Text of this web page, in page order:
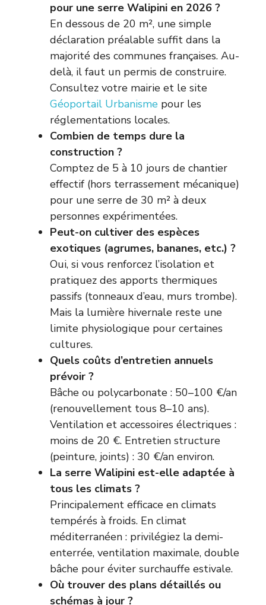
pour une serre Walipini en 2026 ?
En dessous de 20 m², une simple
déclaration préalable suffit dans la
majorité des communes françaises. Au-
delà, il faut un permis de construire.
Consultez votre mairie et le site
Géoportail Urbanisme pour les
réglementations locales.
Combien de temps dure la
construction ?
Comptez de 5 à 10 jours de chantier
effectif (hors terrassement mécanique)
pour une serre de 30 m² à deux
personnes expérimentées.
Peut-on cultiver des espèces
exotiques (agrumes, bananes, etc.) ?
Oui, si vous renforcez l’isolation et
pratiquez des apports thermiques
passifs (tonneaux d’eau, murs trombe).
Mais la lumière hivernale reste une
limite physiologique pour certaines
cultures.
Quels coûts d’entretien annuels
prévoir ?
Bâche ou polycarbonate : 50–100 €/an
(renouvellement tous 8–10 ans).
Ventilation et accessoires électriques :
moins de 20 €. Entretien structure
(peinture, joints) : 30 €/an environ.
La serre Walipini est-elle adaptée à
tous les climats ?
Principalement efficace en climats
tempérés à froids. En climat
méditerranéen : privilégiez la demi-
enterrée, ventilation maximale, double
bâche pour éviter surchauffe estivale.
Où trouver des plans détaillés ou
schémas à jour ?